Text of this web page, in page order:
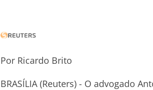
Por Ricardo Brito
BRASÍLIA (Reuters) - O advogado